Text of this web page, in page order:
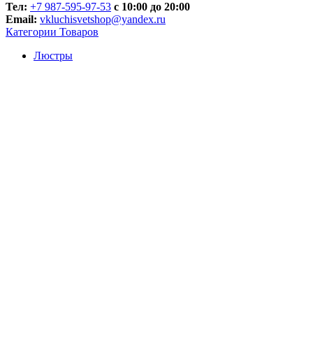
Тел: +7 987-595-97-53 с 10:00 до 20:00
Email: vkluchisvetshop@yandex.ru
Категории Товаров
Люстры